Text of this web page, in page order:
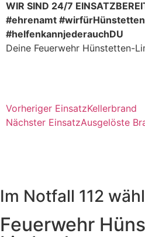
WIR SIND 24/7
#ehrenamt #wirfürHünstetten
#helfenkannjederauchDU
Deine Feuerwehr Hünstetten-
Vorheriger EinsatzKellerbrand
Nächster EinsatzAusgelöste
Im Notfall 112
Feuerwehr